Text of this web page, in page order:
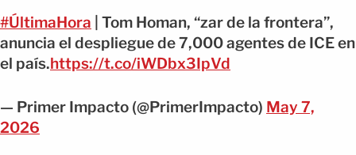
#ÚltimaHora | Tom Homan, “zar de la frontera”,
anuncia el despliegue de 7,000 agentes de ICE en
el país.https://t.co/iWDbx3IpVd
— Primer Impacto (@PrimerImpacto) May 7,
2026